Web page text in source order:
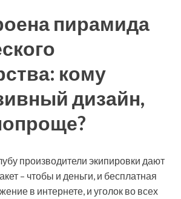
пирамида
кому
дизайн,
производители экипировки дают
– чтобы и деньги, и бесплатная
в интернете, и уголок во всех